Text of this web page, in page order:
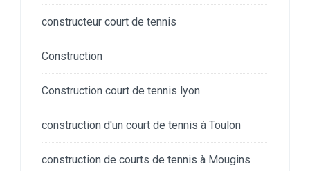
constructeur court de tennis
Construction
Construction court de tennis lyon
construction d'un court de tennis à Toulon
construction de courts de tennis à Mougins